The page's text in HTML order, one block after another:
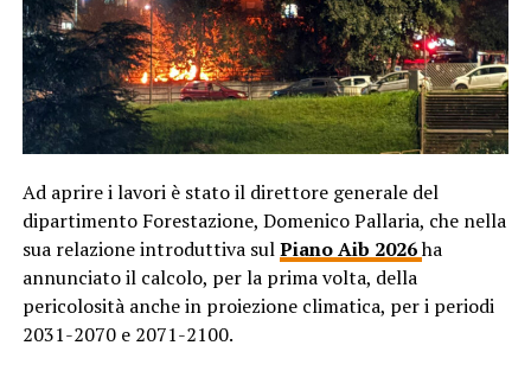
Ad aprire i lavori è stato il direttore generale del
dipartimento Forestazione, Domenico Pallaria, che nella
sua relazione introduttiva sulPiano Aib 2026ha
annunciato il calcolo, per la prima volta, della
pericolosità anche in proiezione climatica, per i periodi
2031-2070 e 2071-2100.